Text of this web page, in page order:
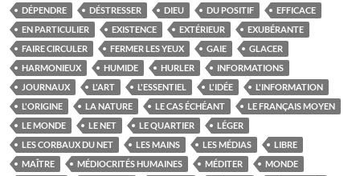
DÉPENDRE DÉSTRESSER DIEU DU POSITIF
EFFICACE
EN PARTICULIER
EXISTENCE EXTÉRIEUR
EXUBÉRANTE
FAIRE CIRCULER
FERMER LES YEUX GAIE
GLACER
HARMONIEUX
HUMIDE HURLER
INFORMATIONS
JOURNAUX
L'ART L'ESSENTIEL L'IDÉE
L'INFORMATION
L'ORIGINE
LA NATURE LE CAS ÉCHÉANT
LE FRANÇAIS MOYEN
LE MONDE
LE NET LE QUARTIER
LÉGER
LES CORBAUX DU NET
LES MAINS LES MÉDIAS
LIBRE
MAÎTRE
MÉDIOCRITÉS HUMAINES MÉDITER
MONDE